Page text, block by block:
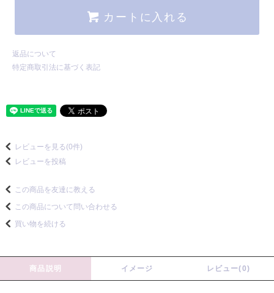
カートに入れる
返品について
特定商取引法に基づく表記
レビューを見る(0件)
レビューを投稿
この商品を友達に教える
この商品について問い合わせる
買い物を続ける
商品説明 イメージ レビュー(0)